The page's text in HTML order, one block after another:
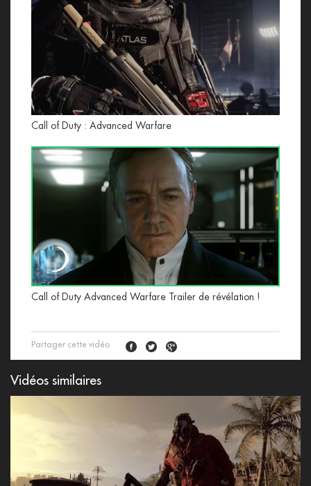
Call of Duty : Advanced Warfare
Call of Duty Advanced Warfare Trailer de révélation !
Partager cette vidéo
Vidéos similaires